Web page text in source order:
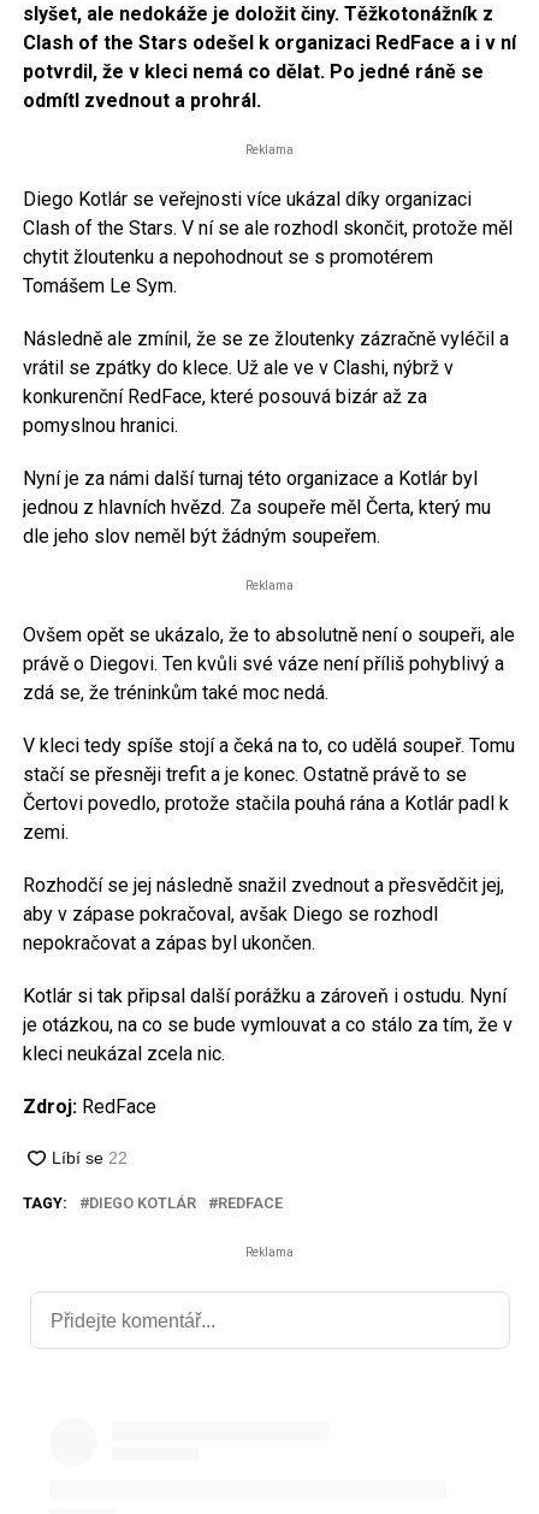
slyšet, ale nedokáže je doložit činy. Těžkotonážník z
Clash of the Stars odešel k organizaci RedFace a i v ní
potvrdil, že v kleci nemá co dělat. Po jedné ráně se
odmítl zvednout a prohrál.
Reklama
Diego Kotlár se veřejnosti více ukázal díky organizaci
Clash of the Stars. V ní se ale rozhodl skončit, protože měl
chytit žloutenku a nepohodnout se s promotérem
Tomášem Le Sym.
Následně ale zmínil, že se ze žloutenky zázračně vyléčil a
vrátil se zpátky do klece. Už ale ve v Clashi, nýbrž v
konkurenční RedFace, které posouvá bizár až za
pomyslnou hranici.
Nyní je za námi další turnaj této organizace a Kotlár byl
jednou z hlavních hvězd. Za soupeře měl Čerta, který mu
dle jeho slov neměl být žádným soupeřem.
Reklama
Ovšem opět se ukázalo, že to absolutně není o soupeři, ale
právě o Diegovi. Ten kvůli své váze není příliš pohyblivý a
zdá se, že tréninkům také moc nedá.
V kleci tedy spíše stojí a čeká na to, co udělá soupeř. Tomu
stačí se přesněji trefit a je konec. Ostatně právě to se
Čertovi povedlo, protože stačila pouhá rána a Kotlár padl k
zemi.
Rozhodčí se jej následně snažil zvednout a přesvědčit jej,
aby v zápase pokračoval, avšak Diego se rozhodl
nepokračovat a zápas byl ukončen.
Kotlár si tak připsal další porážku a zároveň i ostudu. Nyní
je otázkou, na co se bude vymlouvat a co stálo za tím, že v
kleci neukázal zcela nic.
Zdroj: RedFace
TAGY: DIEGO KOTLÁR REDFACE
Reklama